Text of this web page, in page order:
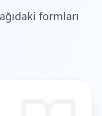
formları